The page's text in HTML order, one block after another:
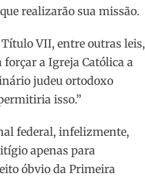
realizarão sua missão.
Título VII, entre outras leis,
a Igreja Católica a
judeu ortodoxo
isso.”
federal, infelizmente,
apenas para
óbvio da Primeira